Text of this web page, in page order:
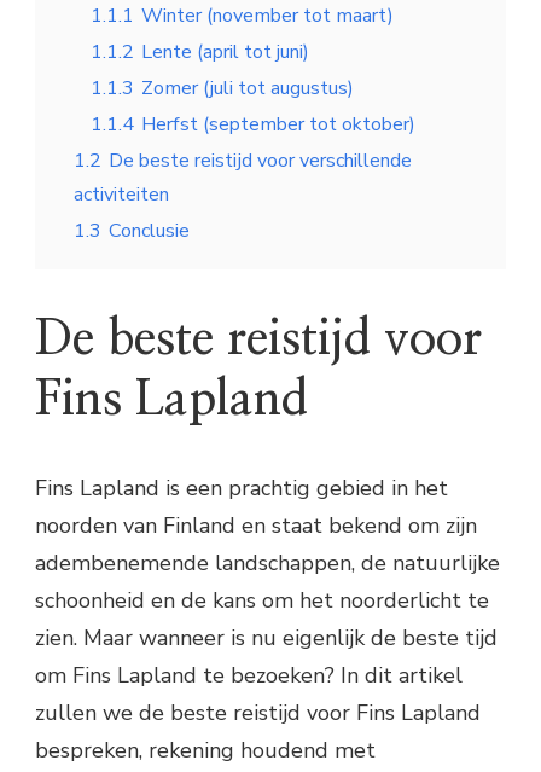
1.1.1 Winter (november tot maart)
1.1.2 Lente (april tot juni)
1.1.3 Zomer (juli tot augustus)
1.1.4 Herfst (september tot oktober)
1.2 De beste reistijd voor verschillende
activiteiten
1.3 Conclusie
De beste reistijd voor
Fins Lapland
Fins Lapland is een prachtig gebied in het
noorden van Finland en staat bekend om zijn
adembenemende landschappen, de natuurlijke
schoonheid en de kans om het noorderlicht te
zien. Maar wanneer is nu eigenlijk de beste tijd
om Fins Lapland te bezoeken? In dit artikel
zullen we de beste reistijd voor Fins Lapland
bespreken, rekening houdend met